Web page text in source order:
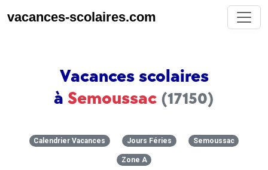
vacances-scolaires.com
Vacances scolaires
à Semoussac (17150)
Calendrier Vacances Jours Féries Semoussac
Zone A